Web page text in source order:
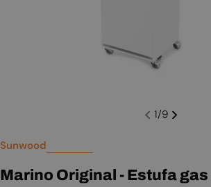
1/9
Sunwood
Marino Original - Estufa